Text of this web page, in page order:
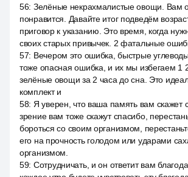
56: Зелёные некрахмалистые овощи. Вам
понравится. Давайте итог подведём
приговор к указанию. Это время, когда
своих старых привычек. 2 фатальные
57: Вечером это ошибка, быстрые
тоже опасная ошибка, и их мы избегаем 1
зелёные овощи за 2 часа до сна. Это
комплект и
58: Я уверен, что ваша память вам скажет
зрение вам тоже скажут спасибо,
бороться со своим организмом,
его на прочность голодом или ударами
организмом.
59: Сотрудничать, и он ответит вам